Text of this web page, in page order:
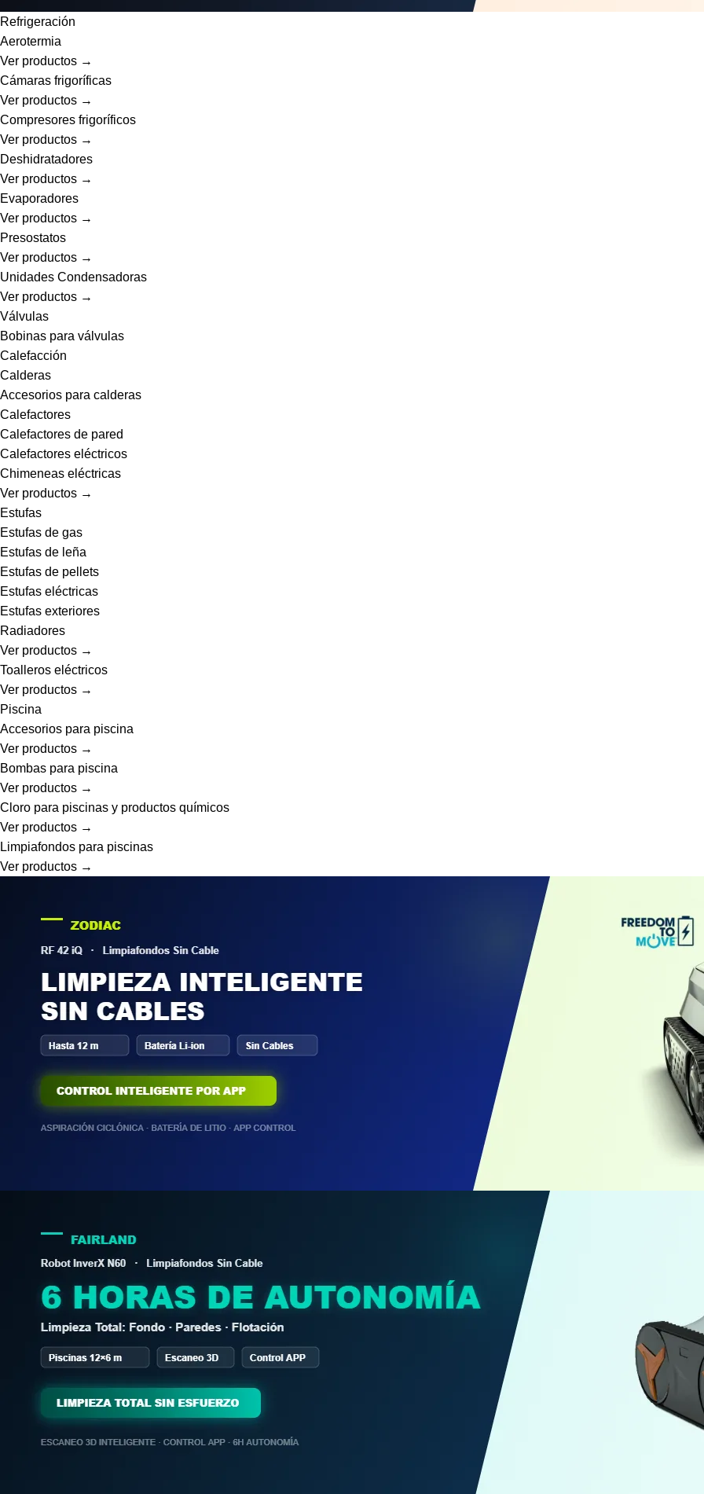
Refrigeración
Aerotermia
Ver productos →
Cámaras frigoríficas
Ver productos →
Compresores frigoríficos
Ver productos →
Deshidratadores
Ver productos →
Evaporadores
Ver productos →
Presostatos
Ver productos →
Unidades Condensadoras
Ver productos →
Válvulas
Bobinas para válvulas
Calefacción
Calderas
Accesorios para calderas
Calefactores
Calefactores de pared
Calefactores eléctricos
Chimeneas eléctricas
Ver productos →
Estufas
Estufas de gas
Estufas de leña
Estufas de pellets
Estufas eléctricas
Estufas exteriores
Radiadores
Ver productos →
Toalleros eléctricos
Ver productos →
Piscina
Accesorios para piscina
Ver productos →
Bombas para piscina
Ver productos →
Cloro para piscinas y productos químicos
Ver productos →
Limpiafondos para piscinas
Ver productos →